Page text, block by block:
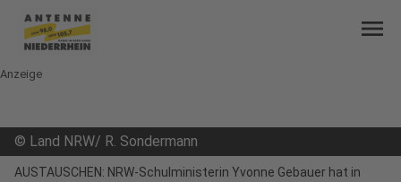
menu
Anzeige
© Land NRW/ R. Sondermann
AUSTAUSCHEN: NRW-Schulministerin Yvonne Gebauer hat in